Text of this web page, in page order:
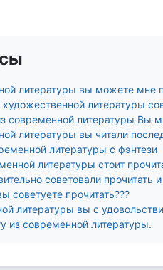
литературы вы можете мне
литературы
современной литературы Вы
литературы вы читали
литературы с фэнтези
литературы стоит
советовали прочитать
советуете прочитать???
литературы вы с
из современной литературы.